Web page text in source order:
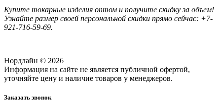
Купите токарные изделия оптом и получите скидку за объем!
Узнайте размер своей персональной скидки прямо сейчас: +7-
921-716-59-69.
Нордлайн © 2026
Информация на сайте не является публичной офертой,
уточняйте цену и наличие товаров у менеджеров.
Заказать звонок